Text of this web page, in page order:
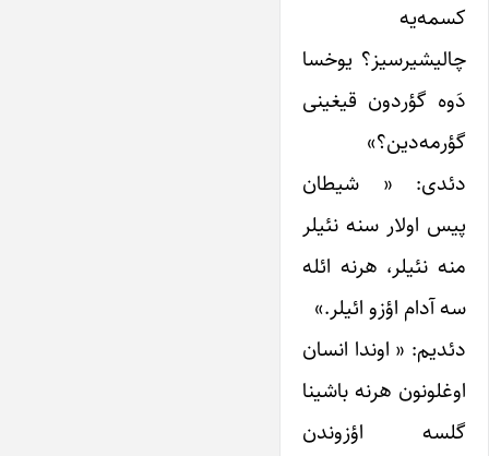
کسمه‌یه
چالیشیرسیز؟ یوخسا
دَوه گؤردون قیغینی
گؤرمه‌دین؟»
دئدی: « شیطان
پیس اولار سنه نئیلر
منه نئیلر، هرنه ائله
سه آدام اؤزو ائیلر.»
دئدیم: « اوندا انسان
اوغلونون هرنه باشینا
گلسه اؤزوندن